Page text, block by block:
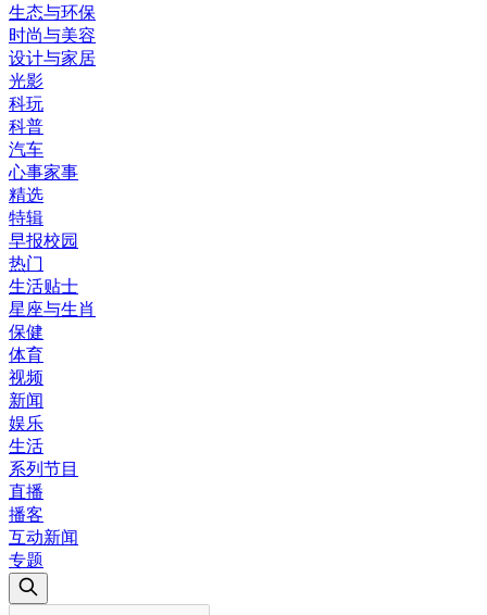
生态与环保
时尚与美容
设计与家居
光影
科玩
科普
汽车
心事家事
精选
特辑
早报校园
热门
生活贴士
星座与生肖
保健
体育
视频
新闻
娱乐
生活
系列节目
直播
播客
互动新闻
专题